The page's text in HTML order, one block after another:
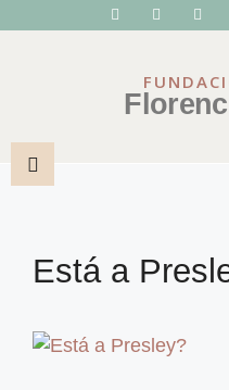
Está a